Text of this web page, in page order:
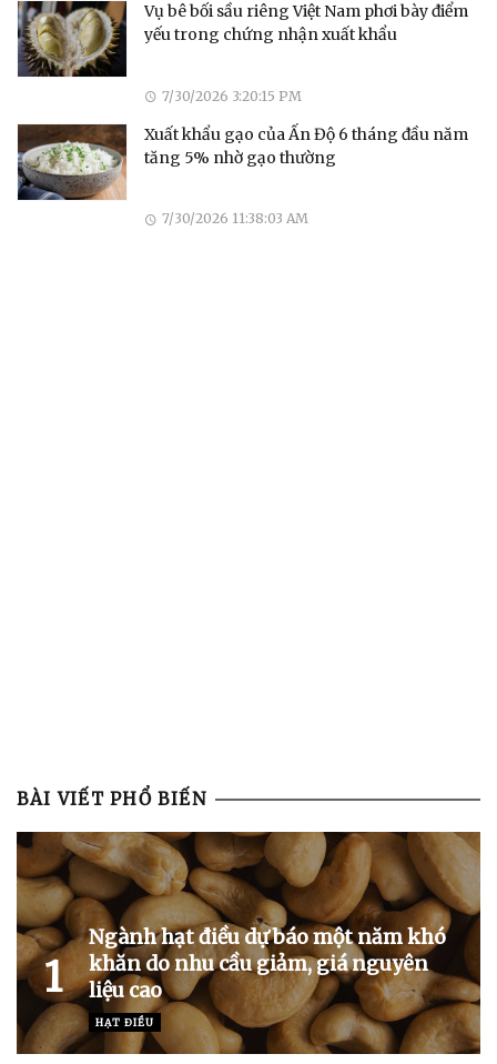
Vụ bê bối sầu riêng Việt Nam phơi bày điểm
yếu trong chứng nhận xuất khẩu
7/30/2026 3:20:15 PM
Xuất khẩu gạo của Ấn Độ 6 tháng đầu năm
tăng 5% nhờ gạo thường
7/30/2026 11:38:03 AM
BÀI VIẾT PHỔ BIẾN
1
Ngành hạt điều dự báo một năm khó
khăn do nhu cầu giảm, giá nguyên
liệu cao
HẠT ĐIỀU